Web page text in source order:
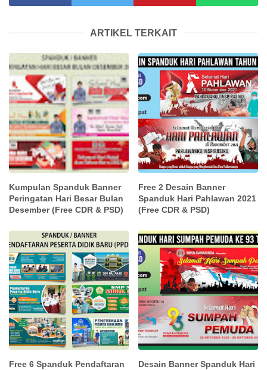
ARTIKEL TERKAIT
Kumpulan Spanduk Banner
Peringatan Hari Besar Bulan
Desember (Free CDR & PSD)
Free 2 Desain Banner
Spanduk Hari Pahlawan 2021
(Free CDR & PSD)
Free 6 Spanduk Pendaftaran
Desain Banner Spanduk Hari